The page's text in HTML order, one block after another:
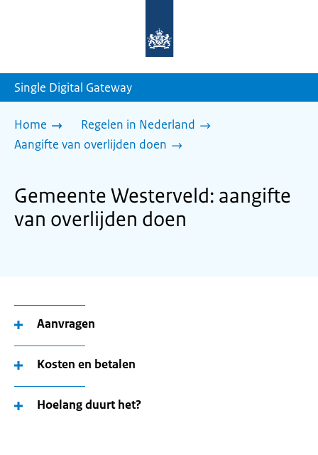
homepage
Single Digital Gateway
Home
Regelen in Nederland
Aangifte van overlijden doen
Gemeente Westerveld: aangifte
van overlijden doen
Aanvragen
Kosten en betalen
Hoelang duurt het?